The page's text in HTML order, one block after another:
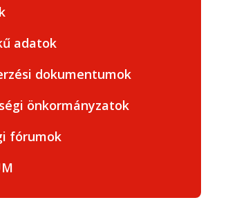
adatok
dokumentumok
önkormányzatok
fórumok